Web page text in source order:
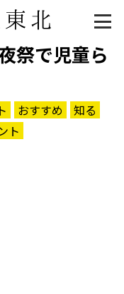
祭で児童ら
おすすめ
知る
ト